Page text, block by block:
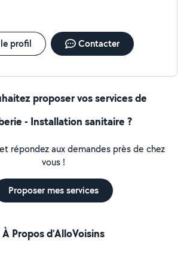
profil Contacter
proposer vos services de
- Installation sanitaire ?
répondez aux demandes près de chez
vous !
Proposer mes services
À Propos d’AlloVoisins